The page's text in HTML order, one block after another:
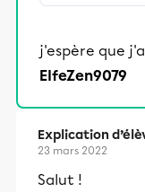
j'espère que
ElfeZen9079
Explication
23 mars 2022
Salut !